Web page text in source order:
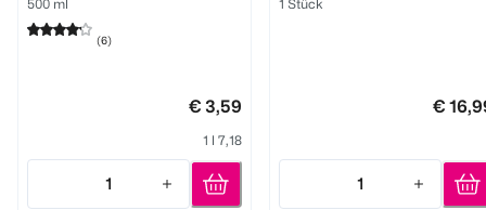
500 ml
(6)
€ 3,59
1 l 7,18
1
Quantity: 1
1 Stück
€
1
Quantity: 1